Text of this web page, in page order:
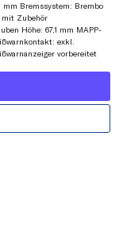
mm Bremssystem: Brembo
mit Zubehör
Höhe: 67,1 mm MAPP-
exkl.
vorbereitet